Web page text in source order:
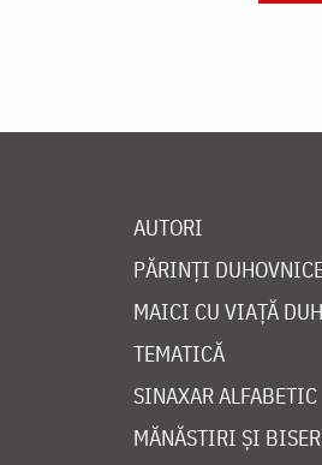
AUTORI
PĂRINȚI
MAICI CU VIAȚĂ
TEMATICĂ
SINAXAR ALFABETIC
MĂNĂSTIRI ȘI